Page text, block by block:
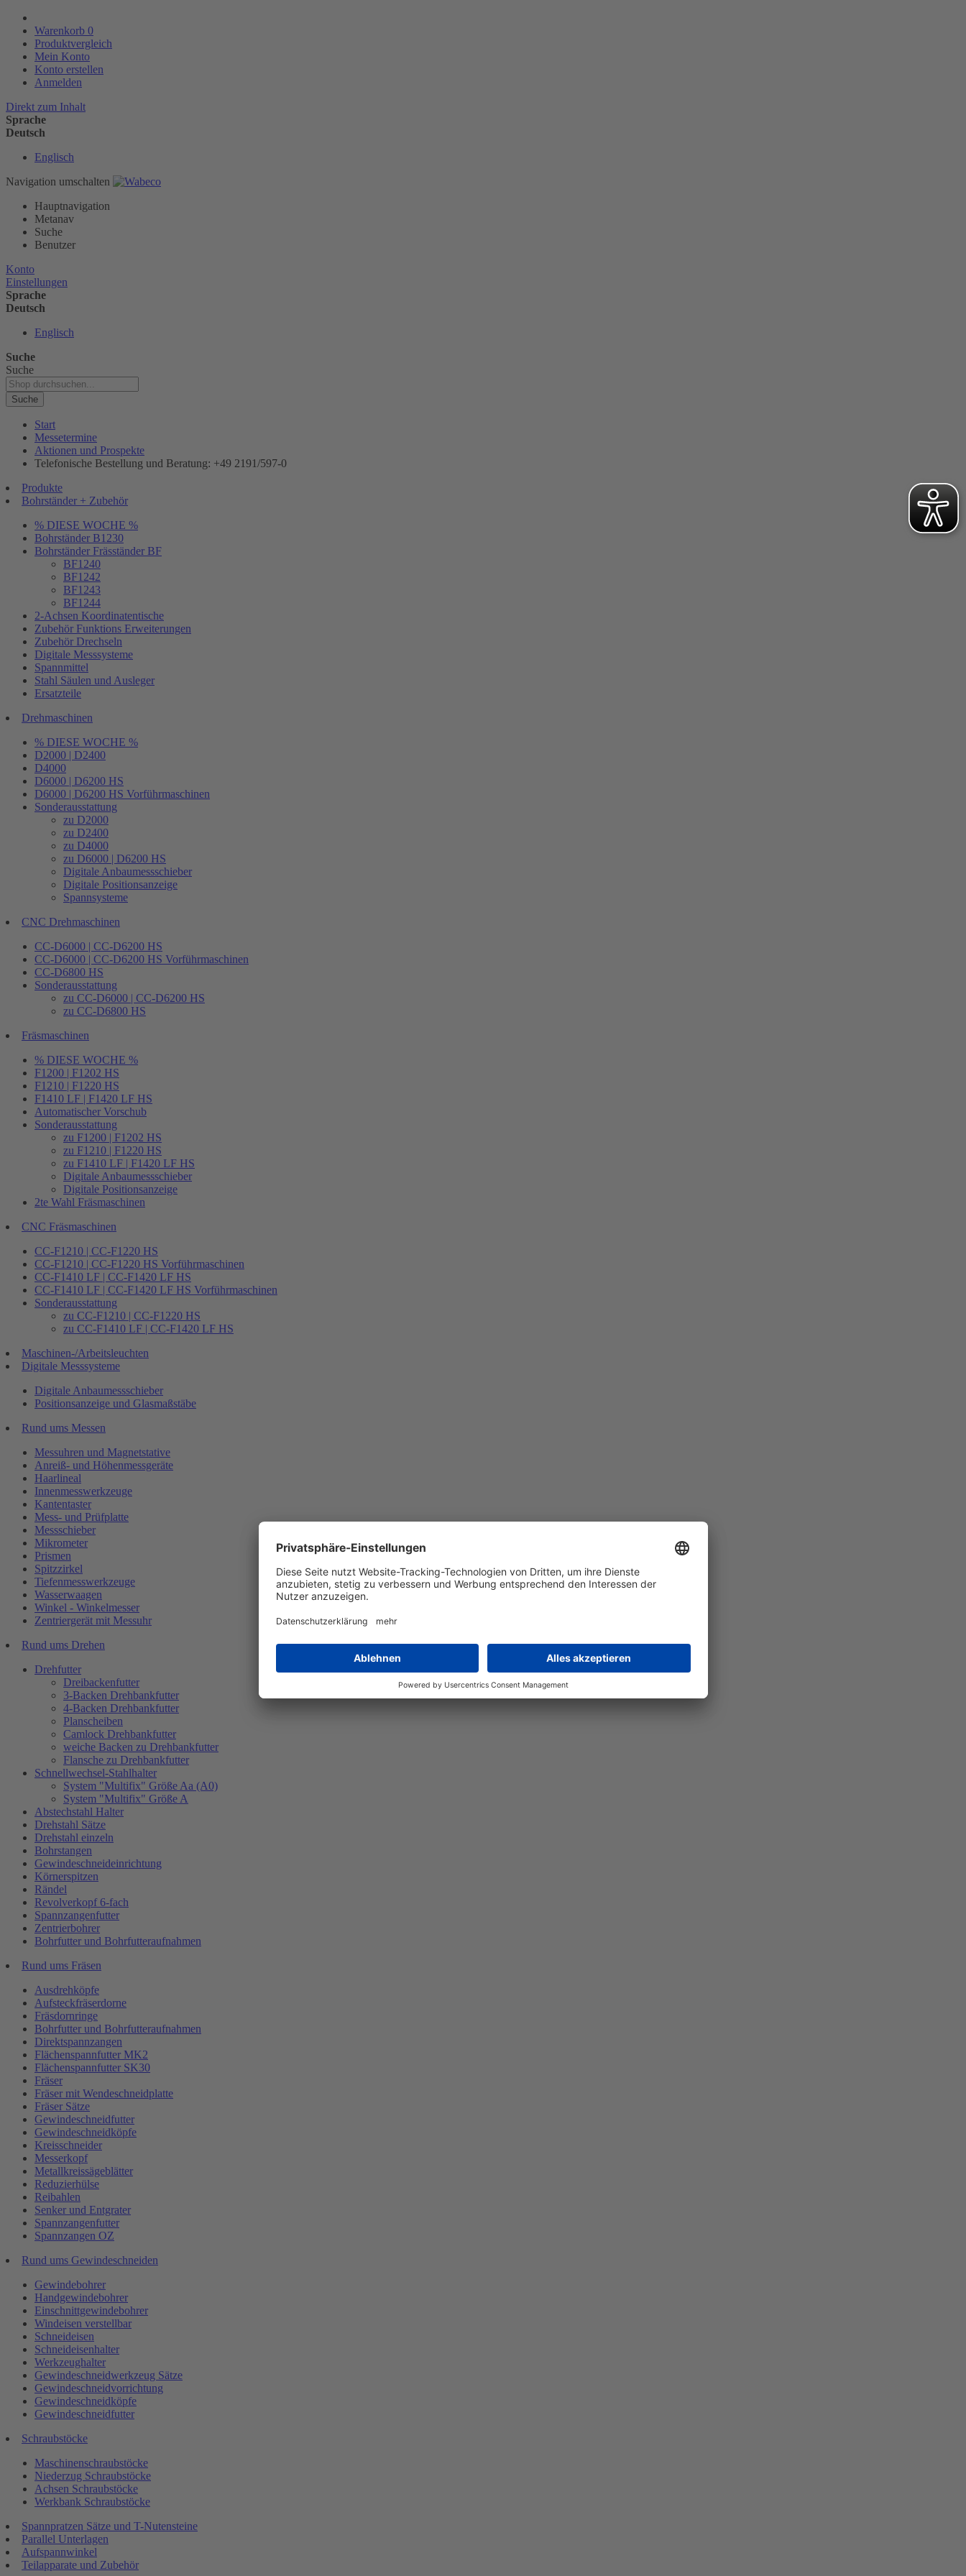
Warenkorb 0
Produktvergleich
Mein Konto
Konto erstellen
Anmelden
Direkt zum Inhalt
Sprache
Deutsch
Englisch
Navigation umschalten
Hauptnavigation
Metanav
Suche
Benutzer
Konto
Einstellungen
Sprache
Deutsch
Englisch
Suche
Suche
Suche
Start
Messetermine
Aktionen und Prospekte
Telefonische Bestellung und Beratung: +49 2191/597-0
Produkte
Bohrständer + Zubehör
% DIESE WOCHE %
Bohrständer B1230
Bohrständer Fräsständer BF
BF1240
BF1242
BF1243
BF1244
2-Achsen Koordinatentische
Zubehör Funktions Erweiterungen
Zubehör Drechseln
Digitale Messsysteme
Spannmittel
Stahl Säulen und Ausleger
Ersatzteile
Drehmaschinen
% DIESE WOCHE %
D2000 | D2400
D4000
D6000 | D6200 HS
D6000 | D6200 HS Vorführmaschinen
Sonderausstattung
zu D2000
zu D2400
zu D4000
zu D6000 | D6200 HS
Digitale Anbaumessschieber
Digitale Positionsanzeige
Spannsysteme
CNC Drehmaschinen
CC-D6000 | CC-D6200 HS
CC-D6000 | CC-D6200 HS Vorführmaschinen
CC-D6800 HS
Sonderausstattung
zu CC-D6000 | CC-D6200 HS
zu CC-D6800 HS
Fräsmaschinen
% DIESE WOCHE %
F1200 | F1202 HS
F1210 | F1220 HS
F1410 LF | F1420 LF HS
Automatischer Vorschub
Sonderausstattung
zu F1200 | F1202 HS
zu F1210 | F1220 HS
zu F1410 LF | F1420 LF HS
Digitale Anbaumessschieber
Digitale Positionsanzeige
2te Wahl Fräsmaschinen
CNC Fräsmaschinen
CC-F1210 | CC-F1220 HS
CC-F1210 | CC-F1220 HS Vorführmaschinen
CC-F1410 LF | CC-F1420 LF HS
CC-F1410 LF | CC-F1420 LF HS Vorführmaschinen
Sonderausstattung
zu CC-F1210 | CC-F1220 HS
zu CC-F1410 LF | CC-F1420 LF HS
Maschinen-/Arbeitsleuchten
Digitale Messsysteme
Digitale Anbaumessschieber
Positionsanzeige und Glasmaßstäbe
Rund ums Messen
Messuhren und Magnetstative
Anreiß- und Höhenmessgeräte
Haarlineal
Innenmesswerkzeuge
Kantentaster
Mess- und Prüfplatte
Messschieber
Mikrometer
Prismen
Spitzzirkel
Tiefenmesswerkzeuge
Wasserwaagen
Winkel - Winkelmesser
Zentriergerät mit Messuhr
Rund ums Drehen
Drehfutter
Dreibackenfutter
3-Backen Drehbankfutter
4-Backen Drehbankfutter
Planscheiben
Camlock Drehbankfutter
weiche Backen zu Drehbankfutter
Flansche zu Drehbankfutter
Schnellwechsel-Stahlhalter
System "Multifix" Größe Aa (A0)
System "Multifix" Größe A
Abstechstahl Halter
Drehstahl Sätze
Drehstahl einzeln
Bohrstangen
Gewindeschneideinrichtung
Körnerspitzen
Rändel
Revolverkopf 6-fach
Spannzangenfutter
Zentrierbohrer
Bohrfutter und Bohrfutteraufnahmen
Rund ums Fräsen
Ausdrehköpfe
Aufsteckfräserdorne
Fräsdornringe
Bohrfutter und Bohrfutteraufnahmen
Direktspannzangen
Flächenspannfutter MK2
Flächenspannfutter SK30
Fräser
Fräser mit Wendeschneidplatte
Fräser Sätze
Gewindeschneidfutter
Gewindeschneidköpfe
Kreisschneider
Messerkopf
Metallkreissägeblätter
Reduzierhülse
Reibahlen
Senker und Entgrater
Spannzangenfutter
Spannzangen OZ
Rund ums Gewindeschneiden
Gewindebohrer
Handgewindebohrer
Einschnittgewindebohrer
Windeisen verstellbar
Schneideisen
Schneideisenhalter
Werkzeughalter
Gewindeschneidwerkzeug Sätze
Gewindeschneidvorrichtung
Gewindeschneidköpfe
Gewindeschneidfutter
Schraubstöcke
Maschinenschraubstöcke
Niederzug Schraubstöcke
Achsen Schraubstöcke
Werkbank Schraubstöcke
Spannpratzen Sätze und T-Nutensteine
Parallel Unterlagen
Aufspannwinkel
Teilapparate und Zubehör